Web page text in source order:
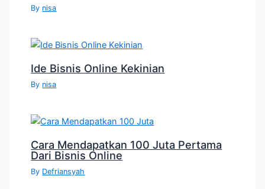
By nisa
Ide Bisnis Online Kekinian
By nisa
Cara Mendapatkan 100 Juta Pertama
Dari Bisnis Online
By Defriansyah